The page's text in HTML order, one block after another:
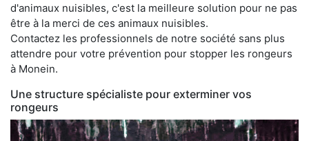
d'animaux nuisibles, c'est la meilleure solution pour ne pas
être à la merci de ces animaux nuisibles.
Contactez les professionnels de notre société sans plus
attendre pour votre prévention pour stopper les rongeurs
à Monein.
Une structure spécialiste pour exterminer vos
rongeurs